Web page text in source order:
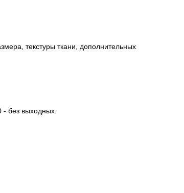
текстуры ткани, дополнительных
- без выходных.